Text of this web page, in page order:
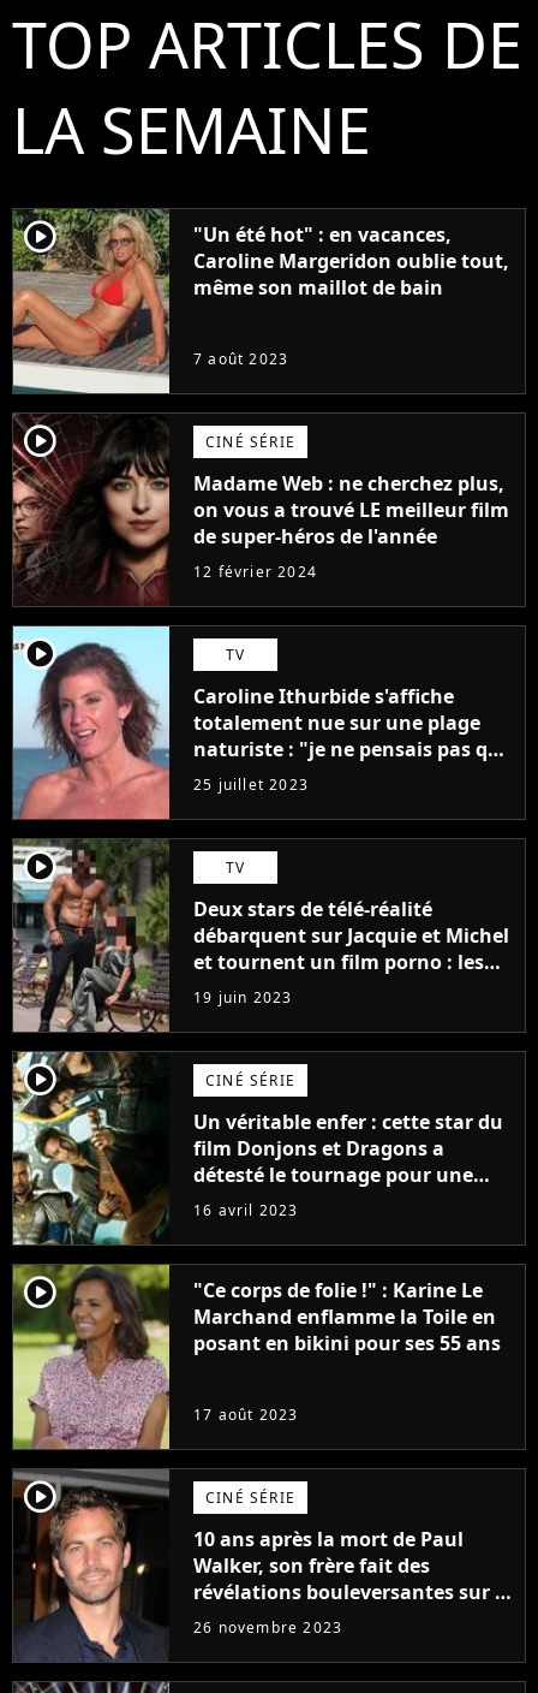
TOP ARTICLES DE
LA SEMAINE
player2
"Un été hot" : en vacances,
Caroline Margeridon oublie tout,
même son maillot de bain
7 août 2023
player2 CINÉ SÉRIE
Madame Web : ne cherchez plus,
on vous a trouvé LE meilleur film
de super-héros de l'année
12 février 2024
player2 TV
Caroline Ithurbide s'affiche
totalement nue sur une plage
naturiste : "je ne pensais pas que
j'arriverais à le faire..."
25 juillet 2023
player2 TV
Deux stars de télé-réalité
débarquent sur Jacquie et Michel
et tournent un film porno : les
premières images du tournage
(exclu)
19 juin 2023
player2 CINÉ SÉRIE
Un véritable enfer : cette star du
film Donjons et Dragons a
détesté le tournage pour une
raison très spéciale
16 avril 2023
player2
"Ce corps de folie !" : Karine Le
Marchand enflamme la Toile en
posant en bikini pour ses 55 ans
17 août 2023
player2 CINÉ SÉRIE
10 ans après la mort de Paul
Walker, son frère fait des
révélations bouleversantes sur la
réaction des acteurs de Fast and
26 novembre 2023